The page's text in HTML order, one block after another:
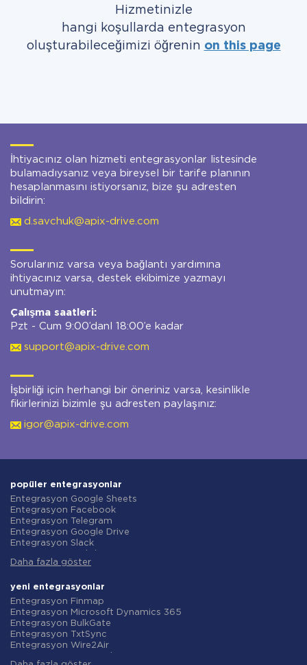
Hizmetinizle
hangi koşullarda entegrasyon
oluşturabileceğimizi öğrenin on this page
İhtiyacınız olan hizmeti entegrasyonlar listesinde
bulamadıysanız veya bireysel bir tarife planının
hesaplanmasını istiyorsanız, bize şu adresten
bildirin:
d.savchuk@apix-drive.com
Sorularınız varsa veya bağlantı yardımına
ihtiyacınız varsa, destek ekibimize yazmayı
unutmayın:
Çalışma saatleri:
Pzt - Cum 9:00’danl 18:00’e kadar
support@apix-drive.com
İşbirliği için herhangi bir öneriniz varsa, kesinlikle
fikirlerinizi bizimle şu adresten paylaşınız:
igor@apix-drive.com
popüler entegrasyonlar
Entegrasyon Google Sheets
Entegrasyon Facebook
Entegrasyon Telegram
Entegrasyon Google Drive
Entegrasyon Slack
Entegrasyon Gmail
Entegrasyon ClickUp
Entegrasyon Airtable
Entegrasyon Google Contacts
Entegrasyon OpenAI (ChatGPT)
Entegrasyon Instagram
Entegrasyon ActiveCampaign
Entegrasyon Typeform
Daha fazla göster
yeni entegrasyonlar
Entegrasyon Finmap
Entegrasyon Microsoft Dynamics 365
Entegrasyon BulkGate
Entegrasyon TxtSync
Entegrasyon Wire2Air